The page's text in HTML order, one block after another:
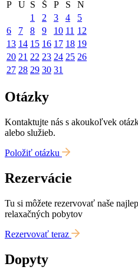
P U S Š P S
N
1
2 3 4
5
6
7 8 9 10 11 12
13 14 15 16 17 18 19
20 21 22 23 24 25 26
27 28 29 30 31
Otázky
Kontaktujte nás s akoukoľvek
alebo služieb.
Položiť otázku
Rezervácie
Tu si môžete rezervovať naše
relaxačných pobytov
Rezervovať teraz
Dopyty